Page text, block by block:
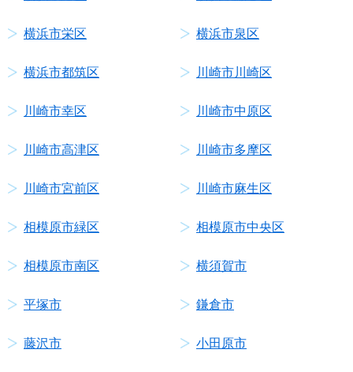
横浜市栄区 横浜市泉区
横浜市都筑区 川崎市川崎区
川崎市幸区 川崎市中原区
川崎市高津区 川崎市多摩区
川崎市宮前区 川崎市麻生区
相模原市緑区 相模原市中央区
相模原市南区 横須賀市
平塚市 鎌倉市
藤沢市 小田原市